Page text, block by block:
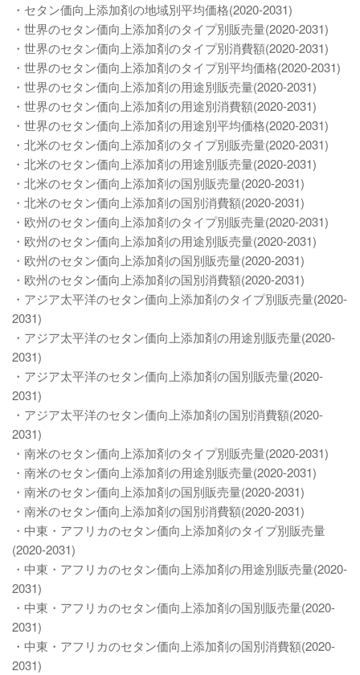
・セタン価向上添加剤の地域別平均価格(2020-2031)
・世界のセタン価向上添加剤のタイプ別販売量(2020-2031)
・世界のセタン価向上添加剤のタイプ別消費額(2020-2031)
・世界のセタン価向上添加剤のタイプ別平均価格(2020-2031)
・世界のセタン価向上添加剤の用途別販売量(2020-2031)
・世界のセタン価向上添加剤の用途別消費額(2020-2031)
・世界のセタン価向上添加剤の用途別平均価格(2020-2031)
・北米のセタン価向上添加剤のタイプ別販売量(2020-2031)
・北米のセタン価向上添加剤の用途別販売量(2020-2031)
・北米のセタン価向上添加剤の国別販売量(2020-2031)
・北米のセタン価向上添加剤の国別消費額(2020-2031)
・欧州のセタン価向上添加剤のタイプ別販売量(2020-2031)
・欧州のセタン価向上添加剤の用途別販売量(2020-2031)
・欧州のセタン価向上添加剤の国別販売量(2020-2031)
・欧州のセタン価向上添加剤の国別消費額(2020-2031)
・アジア太平洋のセタン価向上添加剤のタイプ別販売量(2020-
2031)
・アジア太平洋のセタン価向上添加剤の用途別販売量(2020-
2031)
・アジア太平洋のセタン価向上添加剤の国別販売量(2020-
2031)
・アジア太平洋のセタン価向上添加剤の国別消費額(2020-
2031)
・南米のセタン価向上添加剤のタイプ別販売量(2020-2031)
・南米のセタン価向上添加剤の用途別販売量(2020-2031)
・南米のセタン価向上添加剤の国別販売量(2020-2031)
・南米のセタン価向上添加剤の国別消費額(2020-2031)
・中東・アフリカのセタン価向上添加剤のタイプ別販売量
(2020-2031)
・中東・アフリカのセタン価向上添加剤の用途別販売量(2020-
2031)
・中東・アフリカのセタン価向上添加剤の国別販売量(2020-
2031)
・中東・アフリカのセタン価向上添加剤の国別消費額(2020-
2031)